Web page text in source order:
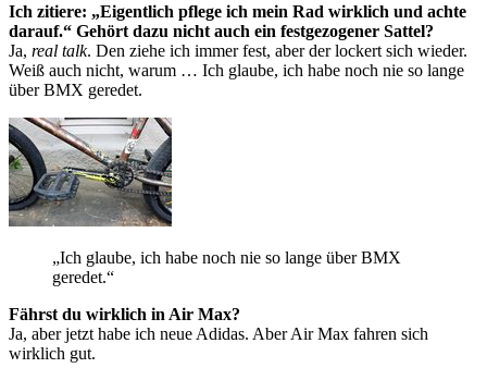
Ich zitiere: „Eigentlich pflege ich mein Rad wirklich und achte
darauf.“ Gehört dazu nicht auch ein festgezogener Sattel?
Ja, real talk. Den ziehe ich immer fest, aber der lockert sich wieder.
Weiß auch nicht, warum … Ich glaube, ich habe noch nie so lange
über BMX geredet.
„Ich glaube, ich habe noch nie so lange über BMX
geredet.“
Fährst du wirklich in Air Max?
Ja, aber jetzt habe ich neue Adidas. Aber Air Max fahren sich
wirklich gut.